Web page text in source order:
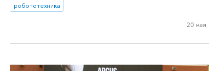
робототехника
20 мая